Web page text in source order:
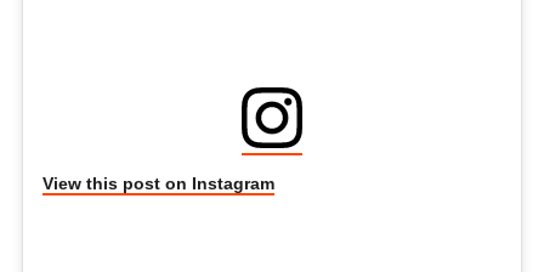
View this post on Instagram